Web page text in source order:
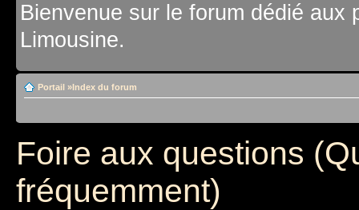
Bienvenue sur le forum dédié aux
Limousine.
Portail »Index du forum
Foire aux questions
fréquemment)